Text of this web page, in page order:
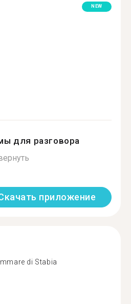
NEW
для разговора
приложение
di Stabia